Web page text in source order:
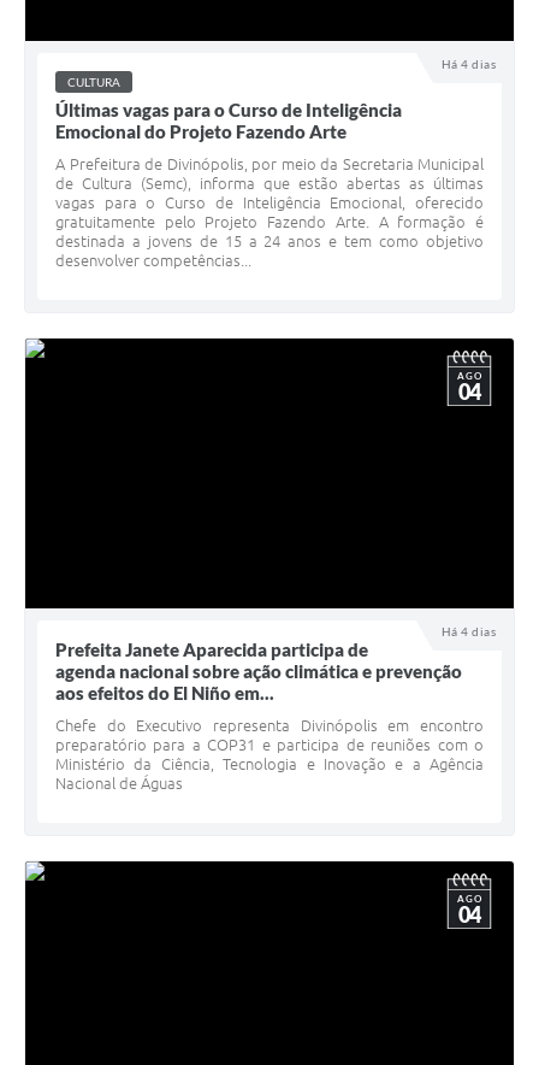
Há 4 dias
CULTURA
Últimas vagas para o Curso de Inteligência
Emocional do Projeto Fazendo Arte
A Prefeitura de Divinópolis, por meio da Secretaria Municipal
de Cultura (Semc), informa que estão abertas as últimas
vagas para o Curso de Inteligência Emocional, oferecido
gratuitamente pelo Projeto Fazendo Arte. A formação é
destinada a jovens de 15 a 24 anos e tem como objetivo
desenvolver competências...
Há 4 dias
AGO
04
Prefeita Janete Aparecida participa de
agenda nacional sobre ação climática e prevenção
aos efeitos do El Niño em...
Chefe do Executivo representa Divinópolis em encontro
preparatório para a COP31 e participa de reuniões com o
Ministério da Ciência, Tecnologia e Inovação e a Agência
Nacional de Águas
AGO
04